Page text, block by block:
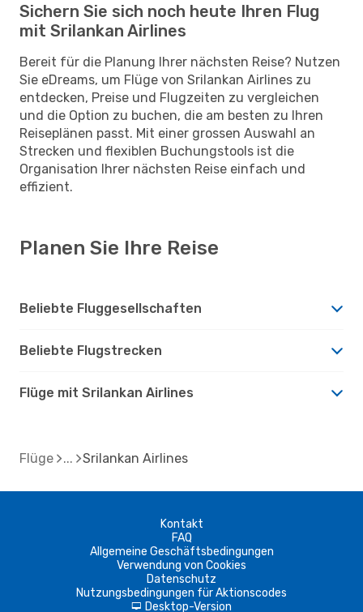
Sichern Sie sich noch heute Ihren Flug
mit Srilankan Airlines
Bereit für die Planung Ihrer nächsten Reise? Nutzen
Sie eDreams, um Flüge von Srilankan Airlines zu
entdecken, Preise und Flugzeiten zu vergleichen
und die Option zu buchen, die am besten zu Ihren
Reiseplänen passt. Mit einer grossen Auswahl an
Strecken und flexiblen Buchungstools ist die
Organisation Ihrer nächsten Reise einfach und
effizient.
Planen Sie Ihre Reise
Beliebte Fluggesellschaften
Beliebte Flugstrecken
Flüge mit Srilankan Airlines
Flüge Srilankan Airlines
Kontakt
FAQ
Allgemeine Geschäftsbedingungen
Verwendung von Cookies
Datenschutz
Nutzungsbedingungen für Aktionscodes
d Desktop-Version